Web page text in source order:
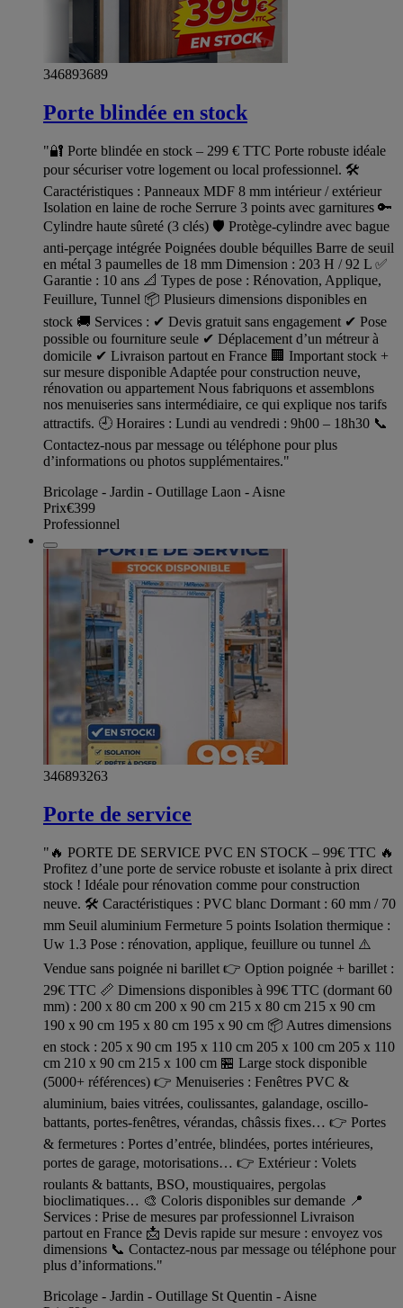
346893689
Porte blindée en stock
"🔐 Porte blindée en stock – 299 € TTC Porte robuste idéale
pour sécuriser votre logement ou local professionnel. 🛠️
Caractéristiques : Panneaux MDF 8 mm intérieur / extérieur
Isolation en laine de roche Serrure 3 points avec garnitures 🔑
Cylindre haute sûreté (3 clés) 🛡️ Protège-cylindre avec bague
anti-perçage intégrée Poignées double béquilles Barre de seuil
en métal 3 paumelles de 18 mm Dimension : 203 H / 92 L ✅
Garantie : 10 ans 📐 Types de pose : Rénovation, Applique,
Feuillure, Tunnel 📦 Plusieurs dimensions disponibles en
stock 🚚 Services : ✔ Devis gratuit sans engagement ✔ Pose
possible ou fourniture seule ✔ Déplacement d’un métreur à
domicile ✔ Livraison partout en France 🏢 Important stock +
sur mesure disponible Adaptée pour construction neuve,
rénovation ou appartement Nous fabriquons et assemblons
nos menuiseries sans intermédiaire, ce qui explique nos tarifs
attractifs. 🕘 Horaires : Lundi au vendredi : 9h00 – 18h30 📞
Contactez-nous par message ou téléphone pour plus
d’informations ou photos supplémentaires."
Bricolage - Jardin - Outillage Laon - Aisne
Prix€399
Professionnel
346893263
Porte de service
"🔥 PORTE DE SERVICE PVC EN STOCK – 99€ TTC 🔥
Profitez d’une porte de service robuste et isolante à prix direct
stock ! Idéale pour rénovation comme pour construction
neuve. 🛠️ Caractéristiques : PVC blanc Dormant : 60 mm / 70
mm Seuil aluminium Fermeture 5 points Isolation thermique :
Uw 1.3 Pose : rénovation, applique, feuillure ou tunnel ⚠️
Vendue sans poignée ni barillet 👉 Option poignée + barillet :
29€ TTC 📏 Dimensions disponibles à 99€ TTC (dormant 60
mm) : 200 x 80 cm 200 x 90 cm 215 x 80 cm 215 x 90 cm
190 x 90 cm 195 x 80 cm 195 x 90 cm 📦 Autres dimensions
en stock : 205 x 90 cm 195 x 110 cm 205 x 100 cm 205 x 110
cm 210 x 90 cm 215 x 100 cm 🏪 Large stock disponible
(5000+ références) 👉 Menuiseries : Fenêtres PVC &
aluminium, baies vitrées, coulissantes, galandage, oscillo-
battants, portes-fenêtres, vérandas, châssis fixes… 👉 Portes
& fermetures : Portes d’entrée, blindées, portes intérieures,
portes de garage, motorisations… 👉 Extérieur : Volets
roulants & battants, BSO, moustiquaires, pergolas
bioclimatiques… 🎨 Coloris disponibles sur demande 📍
Services : Prise de mesures par professionnel Livraison
partout en France 📩 Devis rapide sur mesure : envoyez vos
dimensions 📞 Contactez-nous par message ou téléphone pour
plus d’informations."
Bricolage - Jardin - Outillage St Quentin - Aisne